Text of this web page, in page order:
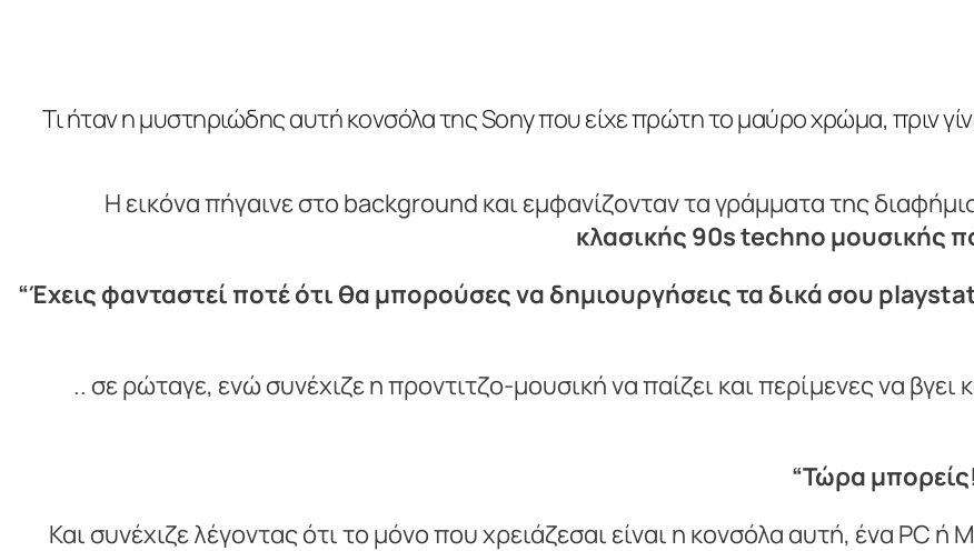
Τι ήταν η μυστηριώδης αυτή κονσόλα της Sony που είχε πρώτη το μαύρο χρώμα, πριν
Η εικόνα πήγαινε στο background και εμφανίζονταν τα γράμματα της
κλασικής 90s techno μουσικής
“Έχεις φανταστεί ποτέ ότι θα μπορούσες να δημιουργήσεις τα δικά σου
.. σε ρώταγε, ενώ συνέχιζε η προντιτζο-μουσική να παίζει και περίμενες να βγει
“Τώρα
Και συνέχιζε λέγοντας ότι το μόνο που χρειάζεσαι είναι η κονσόλα αυτή, ένα PC